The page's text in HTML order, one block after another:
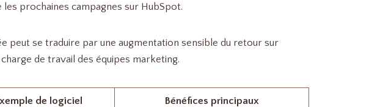
prochaines campagnes sur HubSpot.
peut se traduire par une augmentation sensible du retour sur
de travail des équipes marketing.
de logiciel Bénéfices principaux